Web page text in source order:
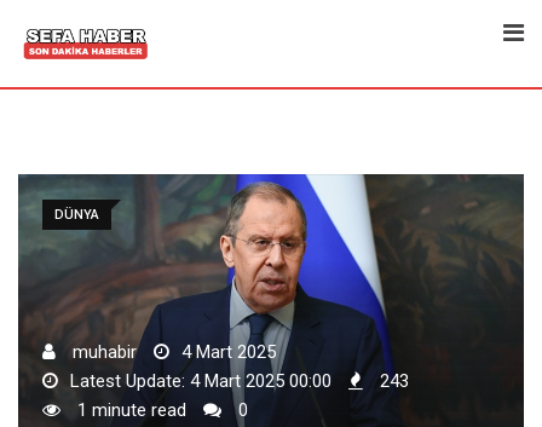
DÜNYA
muhabir
4 Mart 2025
Latest Update: 4 Mart 2025 00:00
243
1 minute read
0